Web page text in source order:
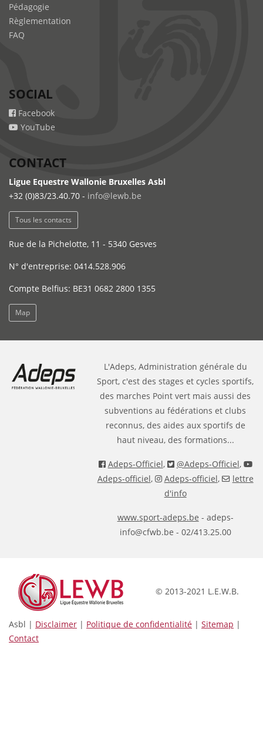
Pédagogie
Règlementation
FAQ
SOCIAL
Facebook
YouTube
CONTACT
Ligue Equestre Wallonie Bruxelles Asbl
+32 (0)83/23.40.70 - info@lewb.be
Tous les contacts
Rue de la Pichelotte, 11 - 5340 Gesves
N° d'entreprise: 0414.528.906
Compte Belfius: BE31 0682 2800 1355
Map
L'Adeps, Administration générale du
Sport, c'est des stages et cycles sportifs,
des marches Point vert mais aussi des
subventions au fédérations et clubs
reconnus, des aides aux sportifs de
haut niveau, des formations...
Adeps-Officiel, @Adeps-Officiel,
Adeps-officiel, Adeps-officiel,
lettre
d'info
www.sport-adeps.be - adeps-
info@cfwb.be - 02/413.25.00
© 2013-2021 L.E.W.B.
Asbl | Disclaimer | Politique de confidentialité | Sitemap |
Contact